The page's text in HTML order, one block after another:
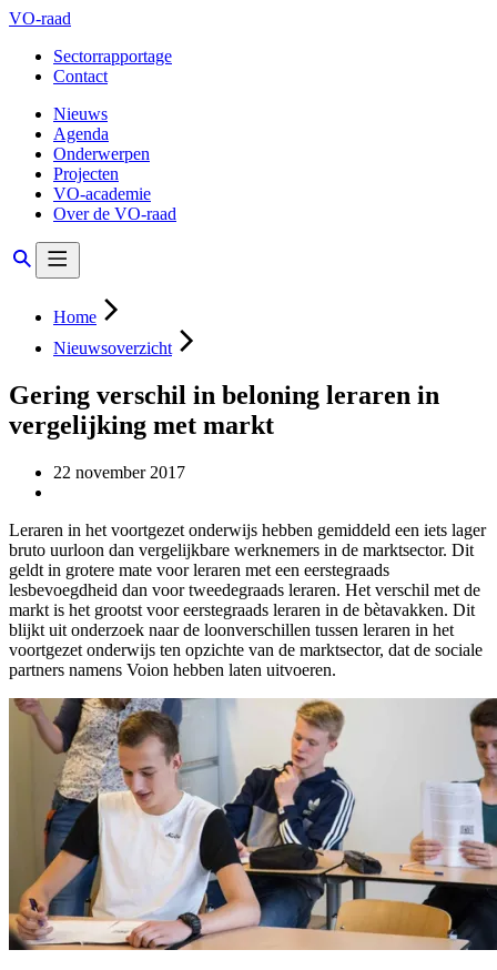
VO-raad
Sectorrapportage
Contact
Nieuws
Agenda
Onderwerpen
Projecten
VO-academie
Over de VO-raad
Home
Nieuwsoverzicht
Gering verschil in beloning leraren in
vergelijking met markt
22 november 2017
Leraren in het voortgezet onderwijs hebben gemiddeld een iets lager
bruto uurloon dan vergelijkbare werknemers in de marktsector. Dit
geldt in grotere mate voor leraren met een eerstegraads
lesbevoegdheid dan voor tweedegraads leraren. Het verschil met de
markt is het grootst voor eerstegraads leraren in de bètavakken. Dit
blijkt uit onderzoek naar de loonverschillen tussen leraren in het
voortgezet onderwijs ten opzichte van de marktsector, dat de sociale
partners namens Voion hebben laten uitvoeren.